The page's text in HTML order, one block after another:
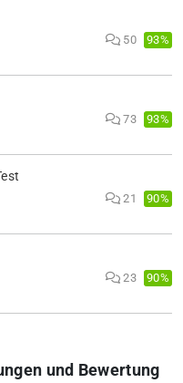
50 93%
73 93%
21 90%
23 90%
und Bewertung